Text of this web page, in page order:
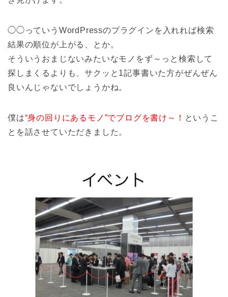
◯◯っていうWordPressのプラグインを入れれば検索
結果の順位が上がる、とか。
そういうおまじないみたいなモノをず～っと検索して
探しまくるよりも、サクッと1記事書いた方がぜんぜん
良いんじゃないでしょうかね。
僕は“身の回りにあるモノ”でブログを書け～！ というこ
とを話させていただきました。